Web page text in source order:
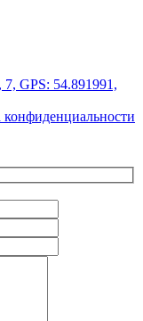
GPS: 54.891991,